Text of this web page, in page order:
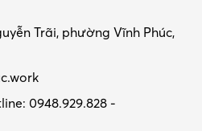
Trãi, phường Vĩnh Phúc,
0948.929.828 -